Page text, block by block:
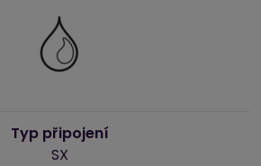
Typ připojení
SX